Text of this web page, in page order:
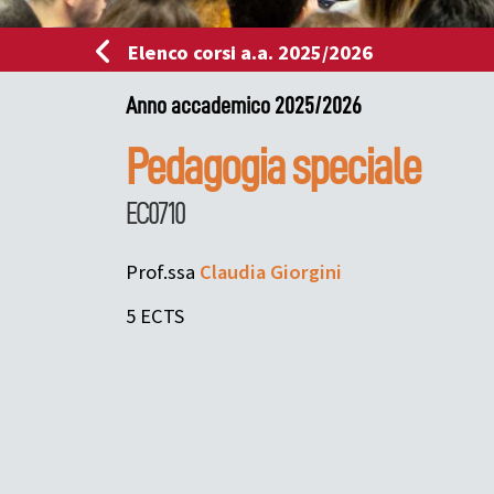
Elenco corsi a.a. 2025/2026
Anno accademico 2025/2026
Pedagogia speciale
EC0710
Prof.ssa ClaudiaGiorgini
5 ECTS